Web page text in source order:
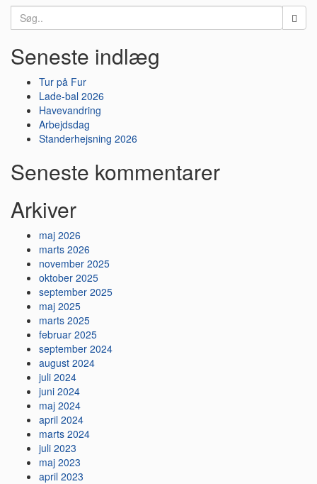
Search
for:
Seneste indlæg
Tur på Fur
Lade-bal 2026
Havevandring
Arbejdsdag
Standerhejsning 2026
Seneste kommentarer
Arkiver
maj 2026
marts 2026
november 2025
oktober 2025
september 2025
maj 2025
marts 2025
februar 2025
september 2024
august 2024
juli 2024
juni 2024
maj 2024
april 2024
marts 2024
juli 2023
maj 2023
april 2023